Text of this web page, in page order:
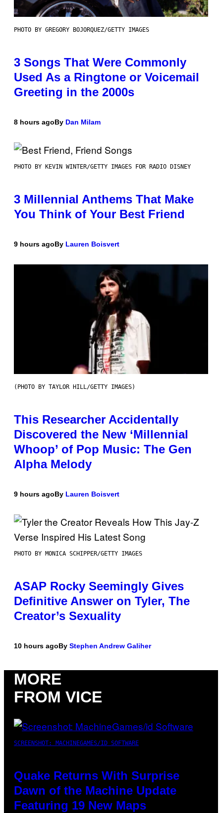
PHOTO BY GREGORY BOJORQUEZ/GETTY IMAGES
3 Songs That Were Commonly
Used As a Ringtone or Voicemail
Greeting in the 2000s
8 hours agoBy Dan Milam
PHOTO BY KEVIN WINTER/GETTY IMAGES FOR RADIO DISNEY
3 Millennial Anthems That Make
You Think of Your Best Friend
9 hours agoBy Lauren Boisvert
(PHOTO BY TAYLOR HILL/GETTY IMAGES)
This Researcher Accidentally
Discovered the New ‘Millennial
Whoop’ of Pop Music: The Gen
Alpha Melody
9 hours agoBy Lauren Boisvert
PHOTO BY MONICA SCHIPPER/GETTY IMAGES
ASAP Rocky Seemingly Gives
Definitive Answer on Tyler, The
Creator’s Sexuality
10 hours agoBy Stephen Andrew Galiher
MORE
FROM VICE
SCREENSHOT: MACHINEGAMES/ID SOFTWARE
Quake Returns With Surprise
Dawn of the Machine Update
Featuring 19 New Maps